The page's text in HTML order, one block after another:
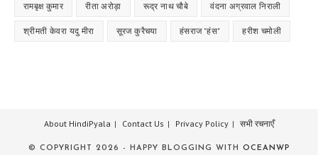
रामबृक्ष कुमार रीता अरोड़ा रूद्र नाथ चौबे वंदना अग्रवाल निराली
श्रीमती केवरा यदु मीरा सूरज कुरैचया हंसराज "हंस" हरीश चमोली
About HindiPyala Contact Us Privacy Policy सभी रचनाएँ
© COPYRIGHT 2026 - HAPPY BLOGGING WITH OCEANWP